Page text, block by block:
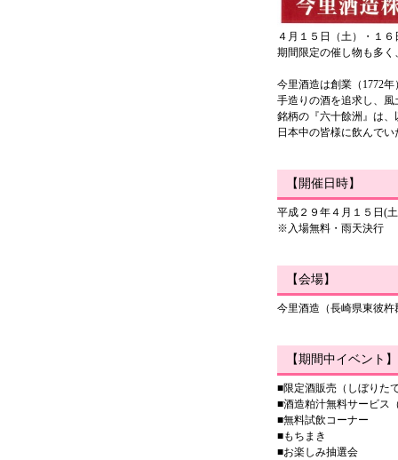
４月１５日（土）・１
期間限定の催し物も多
今里酒造は創業（1772
手造りの酒を追求し、
銘柄の『六十餘洲』は
日本中の皆様に飲んで
【開催日時】
平成２９年４月１５日
※入場無料・雨天決行
【会場】
今里酒造（長崎県東彼
【期間中イベント】
■限定酒販売（しぼり
■酒造粕汁無料サービス
■無料試飲コーナー
■もちまき
■お楽しみ抽選会